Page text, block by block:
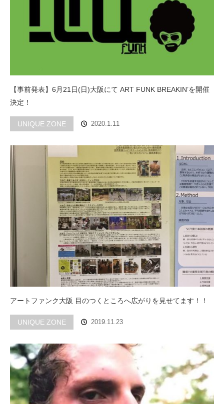
【事前発表】6月21日(日)大阪にて ART FUNK BREAKIN’を開催
決定！
UNIQUE ZONE 2020.1.11
アートファンク大阪 目のつくところへ広がりを見せてます！！
UNIQUE ZONE 2019.11.23